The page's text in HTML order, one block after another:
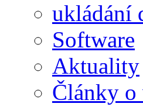
ukládání
Software
Aktuality
Články o